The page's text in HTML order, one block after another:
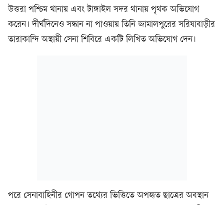
উত্তরা পশ্চিম থানায় এবং টাঙ্গাইল সদর থানায় পৃথক অভিযোগ
করেন। দীর্ঘদিনেও সন্ধান না পাওয়ায় তিনি জামালপুরের সরিষাবাড়ীর
তারাকান্দি অস্থায়ী সেনা শিবিরে একটি লিখিত অভিযোগ দেন।
পরে সেনাবাহিনীর গোপন তথ্যের ভিত্তিতে অপহৃত ছাত্রের অবস্থান